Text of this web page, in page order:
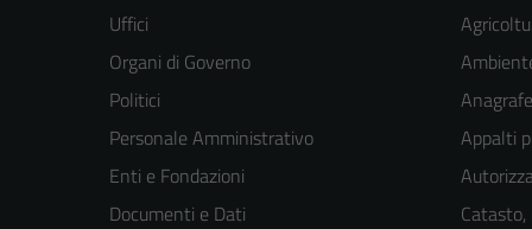
Uffici
Organi di Governo
Politici
Personale Amministrativo
Enti e Fondazioni
Documenti e Dati
Appalti
Catasto,